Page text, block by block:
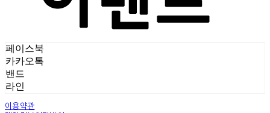
페이스북
카카오톡
밴드
라인
이용약관